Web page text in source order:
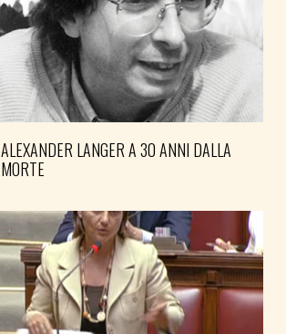
ALEXANDER LANGER A 30 ANNI DALLA
MORTE